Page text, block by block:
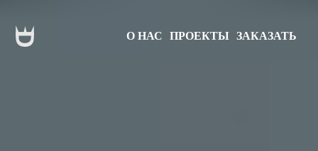
О НАС ПРОЕКТЫ ЗАКАЗАТЬ